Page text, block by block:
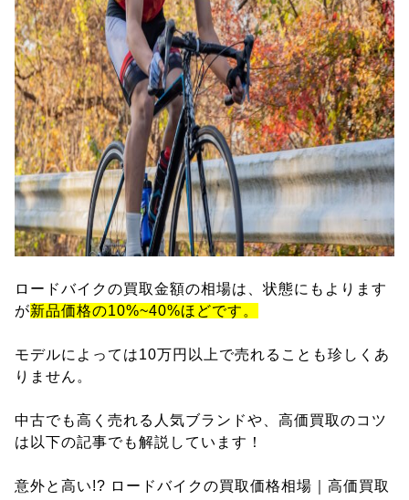
ロードバイクの買取金額の相場は、状態にもよります
が新品価格の10%~40%ほどです。
モデルによっては10万円以上で売れることも珍しくあ
りません。
中古でも高く売れる人気ブランドや、高価買取のコツ
は以下の記事でも解説しています！
意外と高い!? ロードバイクの買取価格相場｜高価買取